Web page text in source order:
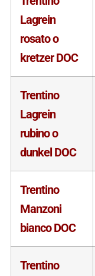
Lagrein
rosato o
kretzer DOC
Trentino
Lagrein
rubino o
dunkel DOC
Trentino
Manzoni
bianco DOC
Trentino